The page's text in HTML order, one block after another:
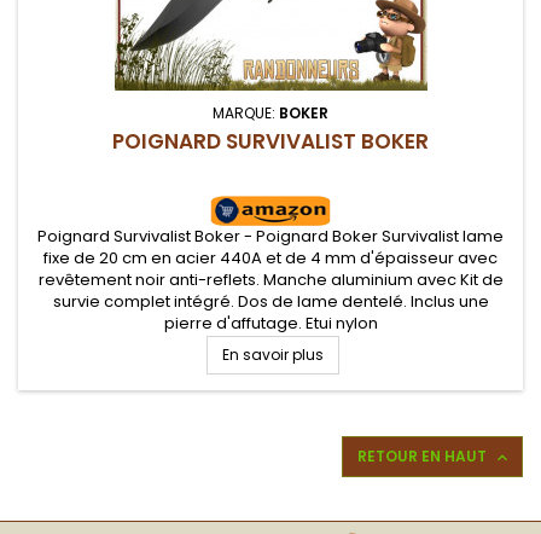
MARQUE: BOKER
POIGNARD SURVIVALIST BOKER
Poignard Survivalist Boker - Poignard Boker Survivalist lame
fixe de 20 cm en acier 440A et de 4 mm d'épaisseur avec
revêtement noir anti-reflets. Manche aluminium avec Kit de
survie complet intégré. Dos de lame dentelé. Inclus une
pierre d'affutage. Etui nylon
En savoir plus
RETOUR EN HAUT 